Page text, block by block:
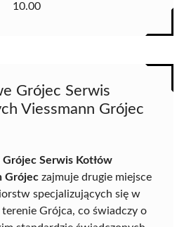
10.00
Grójec Serwis
Viessmann Grójec
Grójec Serwis Kotłów
Grójec zajmuje drugie miejsce
specjalizujących się w
Grójca, co świadczy o